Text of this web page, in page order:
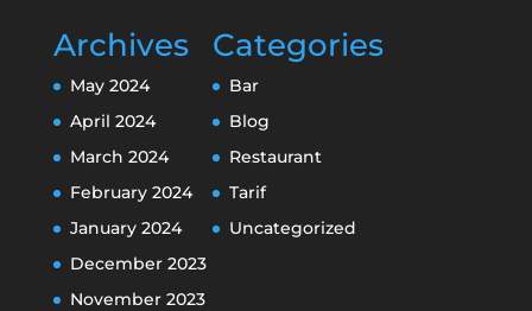
Archives
May 2024
April 2024
March 2024
February 2024
January 2024
December 2023
November 2023
Categories
Bar
Blog
Restaurant
Tarif
Uncategorized